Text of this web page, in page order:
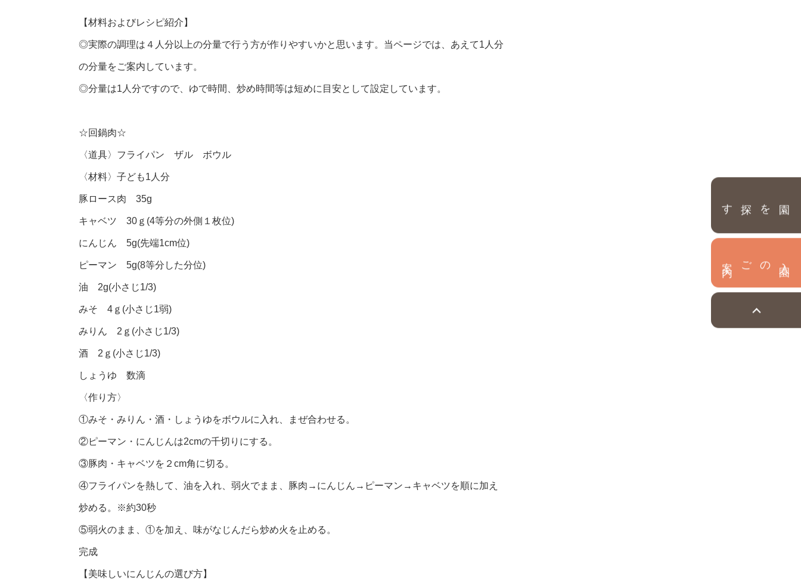
園を探す
【材料およびレシピ紹介】
◎実際の調理は４人分以上の分量で行う方が作りやすいかと思います。当ページでは、あえて1人分
の分量をご案内しています。
◎分量は1人分ですので、ゆで時間、炒め時間等は短めに目安として設定しています。
☆回鍋肉☆
〈道具〉フライパン ザル ボウル
〈材料〉子ども1人分
豚ロース肉 35g
キャベツ 30ｇ(4等分の外側１枚位)
にんじん 5g(先端1cm位)
ピーマン 5g(8等分した分位)
油 2g(小さじ1/3)
みそ 4ｇ(小さじ1弱)
みりん 2ｇ(小さじ1/3)
酒 2ｇ(小さじ1/3)
しょうゆ 数滴
〈作り方〉
①みそ・みりん・酒・しょうゆをボウルに入れ、まぜ合わせる。
②ピーマン・にんじんは2cmの千切りにする。
③豚肉・キャベツを２cm角に切る。
④フライパンを熱して、油を入れ、弱火でまま、豚肉→にんじん→ピーマン→キャベツを順に加え
炒める。※約30秒
⑤弱火のまま、①を加え、味がなじんだら炒め火を止める。
完成
【美味しいにんじんの選び方】